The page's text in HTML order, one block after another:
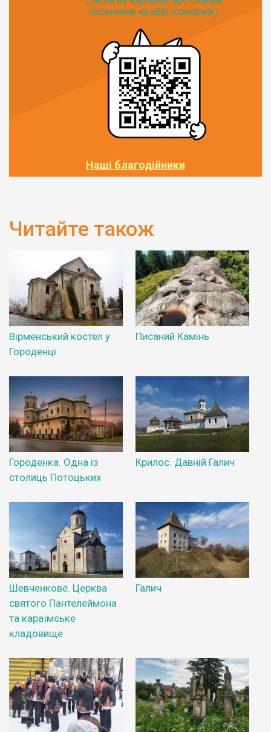
посилання на збір monobank):
Наші благодійники
Читайте також
Вірменський костел у
Городенці
Писаний Камінь
Городенка. Одна із
столиць Потоцьких
Крилос. Давній Галич
Шевченкове. Церква
святого Пантелеймона
та караїмське
кладовище
Галич